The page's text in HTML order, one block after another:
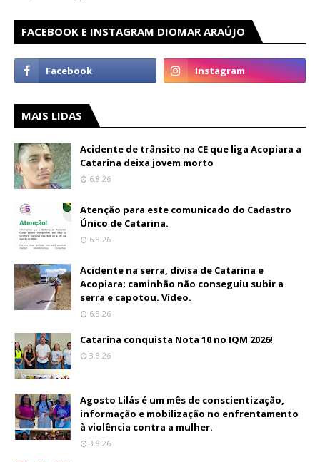
FACEBOOK E INSTAGRAM DIOMAR ARAÚJO
MAIS LIDAS
Acidente de trânsito na CE que liga Acopiara a
Catarina deixa jovem morto
6.8.26
Atenção para este comunicado do Cadastro
Único de Catarina.
6.8.26
Acidente na serra, divisa de Catarina e
Acopiara; caminhão não conseguiu subir a
serra e capotou. Vídeo.
6.8.26
Catarina conquista Nota 10 no IQM 2026!
3.8.26
Agosto Lilás é um mês de conscientização,
informação e mobilização no enfrentamento
à violência contra a mulher.
3.8.26